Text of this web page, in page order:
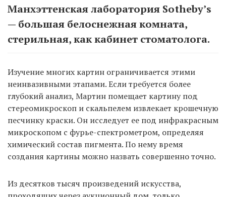
Манхэттенская лаборатория Sotheby’s
— большая белоснежная комната,
стерильная, как кабинет стоматолога.
Изучение многих картин ограничивается этими
неинвазивными этапами. Если требуется более
глубокий анализ, Мартин помещает картину под
стереомикроскоп и скальпелем извлекает крошечную
песчинку краски. Он исследует ее под инфракрасным
микроскопом с фурье-спектрометром, определяя
химический состав пигмента. По нему время
создания картины можно назвать совершенно точно.
Из десятков тысяч произведений искусства,